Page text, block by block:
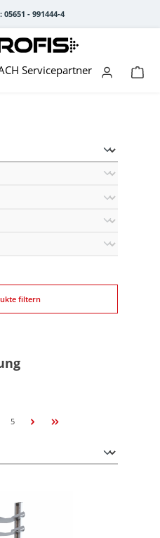
- 991444-4
Servicepartner
filtern
5